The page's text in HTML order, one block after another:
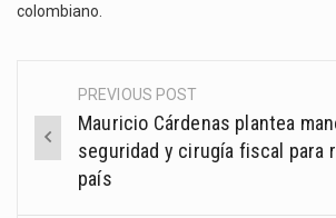
colombiano.
Post
navigation
PREVIOUS POST
Mauricio Cárdenas plantea
seguridad y cirugía fiscal para
país